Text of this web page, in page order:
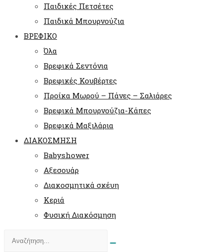
Παιδικές Πετσέτες
Παιδικά Μπουρνούζια
ΒΡΕΦΙΚΟ
Όλα
Βρεφικά Σεντόνια
Βρεφικές Κουβέρτες
Προίκα Μωρού – Πάνες – Σαλιάρες
Βρεφικά Μπουρνούζια-Κάπες
Βρεφικά Μαξιλάρια
ΔΙΑΚΟΣΜΗΣΗ
Babyshower
Αξεσουάρ
Διακοσμητικά σκέυη
Κεριά
Φυσική Διακόσμηση